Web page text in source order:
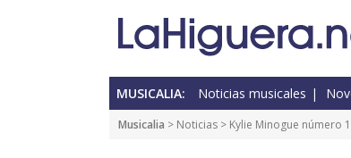
MUSICALIA: Noticias musicales
Musicalia > Noticias > Kylie Minogue número